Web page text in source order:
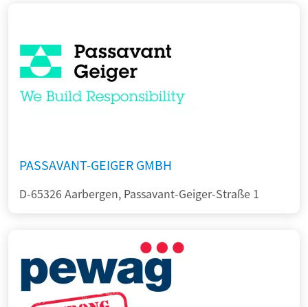
PASSAVANT-GEIGER GMBH
D-65326 Aarbergen, Passavant-Geiger-Straße 1